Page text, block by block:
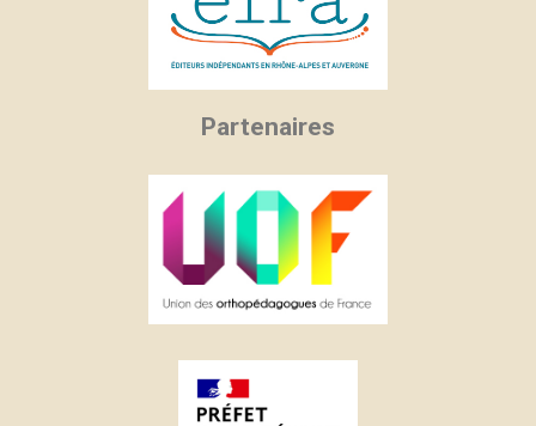
Ajouter à ma liste d'envies
Créer une liste d'envies
Nom de la liste d'envies
((modalTitle))
Connexion
Vous devez être connecté pour ajouter des produits
à votre liste d'envies.
Partenaires